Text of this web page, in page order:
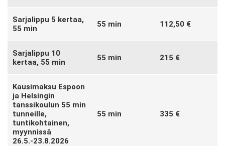
Sarjalippu 5 kertaa,
55 min
55 min 112,50 €
Sarjalippu 10
kertaa, 55 min
55 min 215 €
Kausimaksu Espoon
ja Helsingin
tanssikoulun 55 min
tunneille,
tuntikohtainen,
myynnissä
26.5.-23.8.2026
55 min 335 €